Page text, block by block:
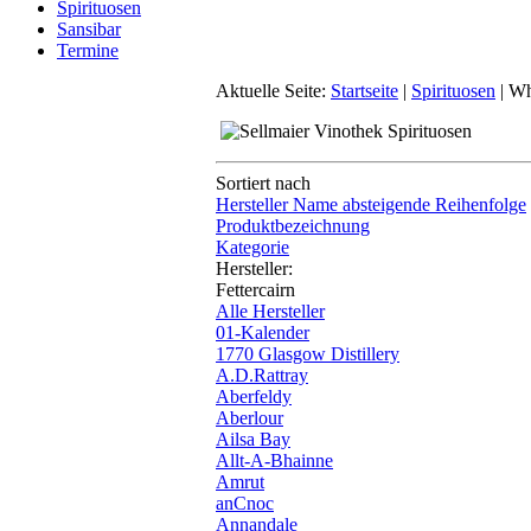
Spirituosen
Sansibar
Termine
Aktuelle Seite: Startseite | Spirituosen |
Sortiert nach
Hersteller Name absteigende Reihenfolge
Produktbezeichnung
Kategorie
Hersteller:
Fettercairn
Alle Hersteller
01-Kalender
1770 Glasgow Distillery
A.D.Rattray
Aberfeldy
Aberlour
Ailsa Bay
Allt-A-Bhainne
Amrut
anCnoc
Annandale